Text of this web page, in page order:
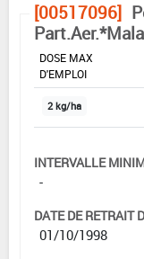
[00517096]
DOSE MAX
D'EMPLOI
2 kg/ha
INTERVALLE
-
DATE DE RETRAIT
01/10/1998